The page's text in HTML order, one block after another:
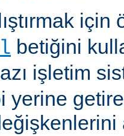
betiğini
işletim
yerine